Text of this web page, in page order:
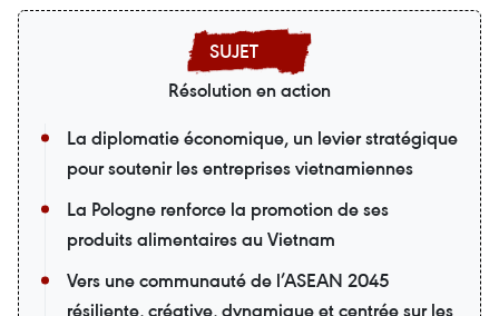
Résolution en action
La diplomatie économique, un levier stratégique
pour soutenir les entreprises vietnamiennes
La Pologne renforce la promotion de ses
produits alimentaires au Vietnam
Vers une communauté de l’ASEAN 2045
résiliente, créative, dynamique et centrée sur les